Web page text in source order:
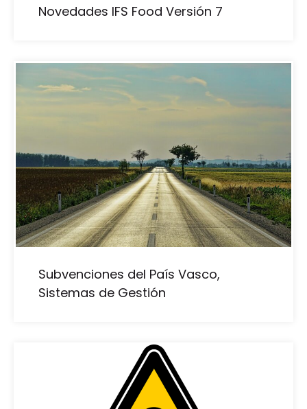
Novedades IFS Food Versión 7
Subvenciones del País Vasco,
Sistemas de Gestión